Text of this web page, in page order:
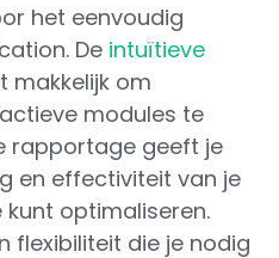
het eenvoudig
De intuïtieve
makkelijk om
modules te
rapportage geeft je
en effectiviteit van je
optimaliseren.
flexibiliteit die je nodig